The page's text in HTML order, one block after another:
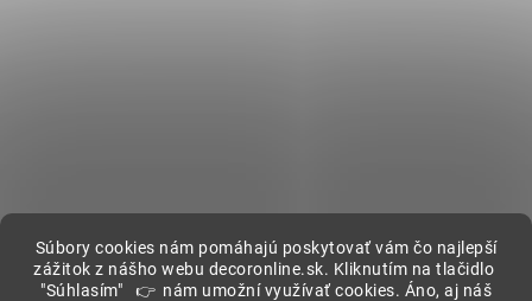
Súbory cookies nám pomáhajú poskytovať vám čo najlepší
zážitok z nášho webu decoronline.sk. Kliknutím na tlačidlo
"Súhlasím" 👉 nám umožní využívať cookies. Áno, aj náš